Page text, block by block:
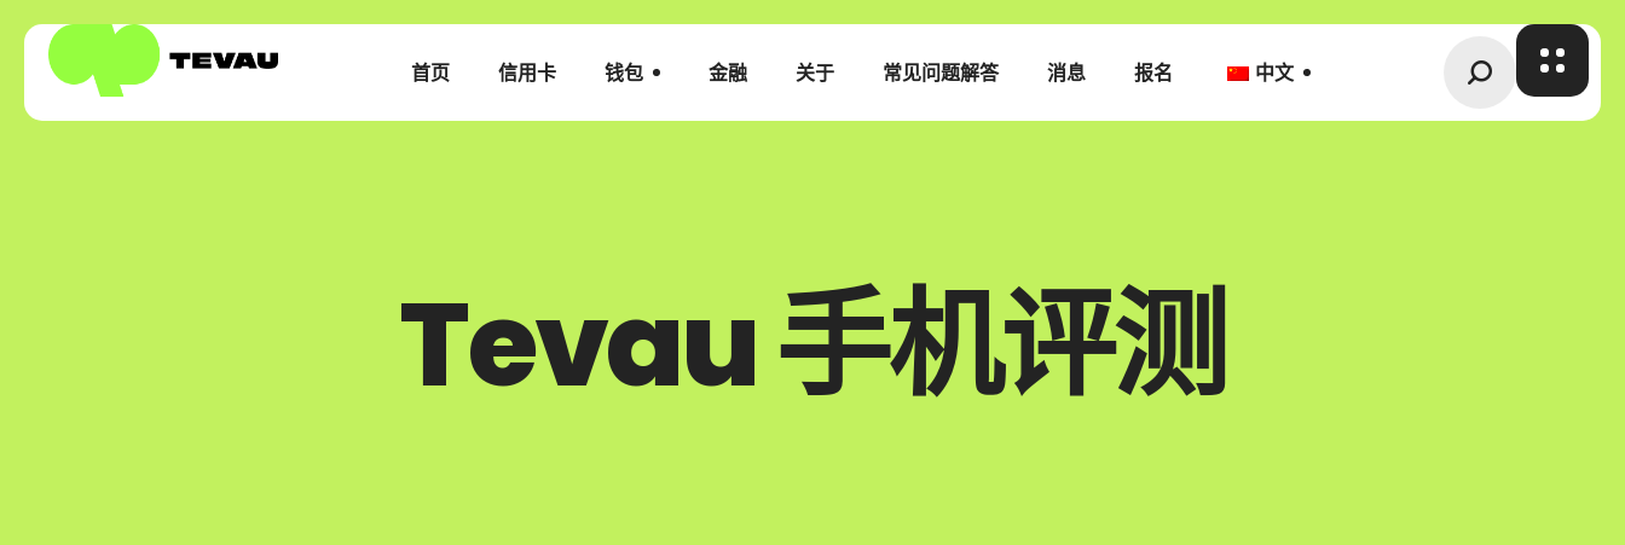
首页 信用卡 钱包 金融 关于 常见问题解答 消息 报名 中文
Tevau 手机评测